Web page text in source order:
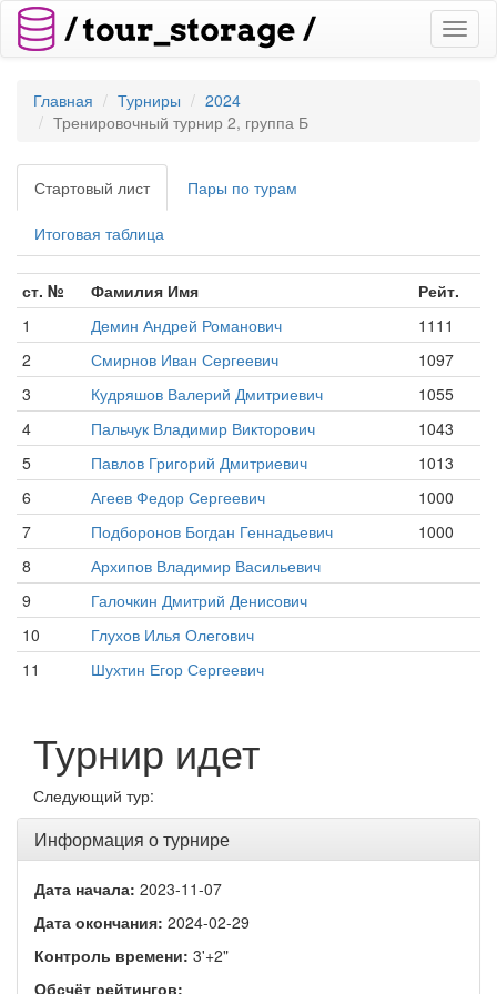
Главная Турниры
2024
Тренировочный турнир 2, группа Б
Стартовый лист Пары по турам
Итоговая таблица
ст. № Фамилия Имя
Рейт.
1
Демин Андрей Романович
1111
2
Смирнов Иван Сергеевич
1097
3
Кудряшов Валерий Дмитриевич
1055
4
Пальчук Владимир Викторович
1043
5
Павлов Григорий Дмитриевич
1013
6
Агеев Федор Сергеевич
1000
7
Подборонов Богдан Геннадьевич
1000
8
Архипов Владимир Васильевич
9
Галочкин Дмитрий Денисович
10
Глухов Илья Олегович
11
Шухтин Егор Сергеевич
Турнир идет
Следующий тур:
Информация о турнире
Дата начала: 2023-11-07
Дата окончания: 2024-02-29
Контроль времени: 3'+2"
Обсчёт рейтингов: